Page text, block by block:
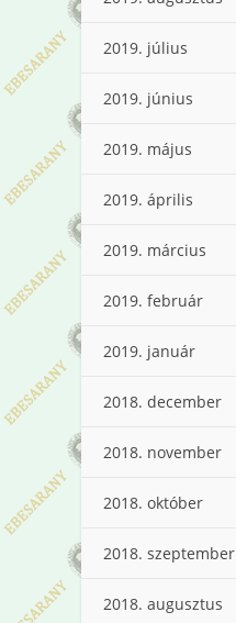
2019. július
2019. június
2019. május
2019. április
2019. március
2019. február
2019. január
2018. december
2018. november
2018. október
2018. szeptember
2018. augusztus